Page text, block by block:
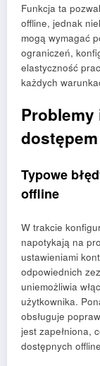
Funkcja ta
offline, jednak
mogą wymagać
ograniczeń,
elastyczność
każdych
Problemy
Typowe
offline
W trakcie
napotykają na
ustawieniami
odpowiednich
uniemożliwia
użytkownika.
obsługuje
jest zapełniona,
dostępnych